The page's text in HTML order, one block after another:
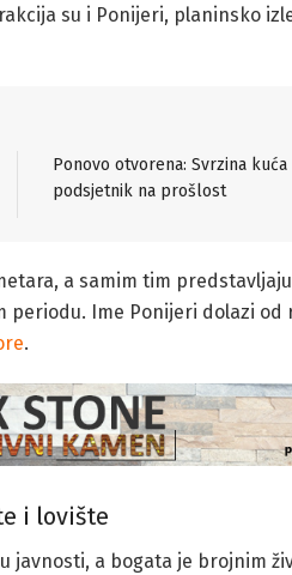
su i Ponijeri, planinsko
Ponovo otvorena: Svrzina
podsjetnik na prošlost
a samim tim
Ime Ponijeri dolazi od
.
i lovište
javnosti, a bogata je brojnim